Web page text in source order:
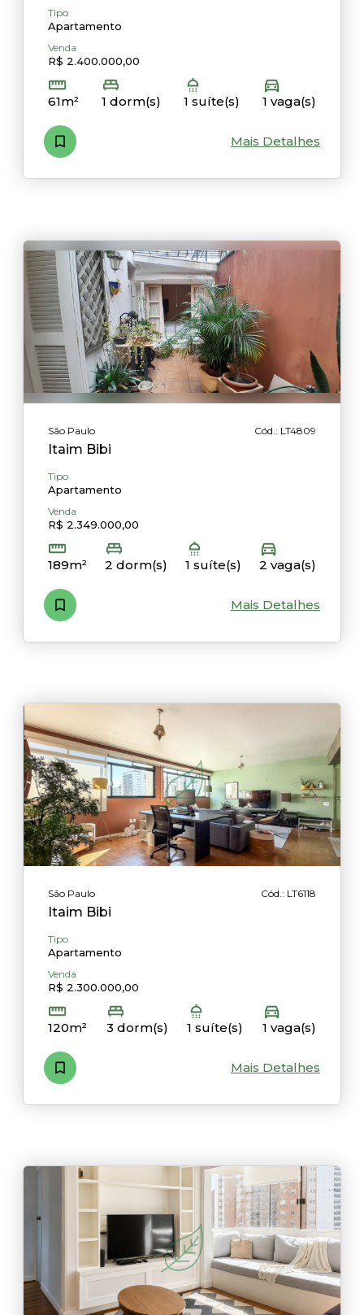
Tipo
Apartamento
Venda
R$ 2.400.000,00
61m² 1 dorm(s) 1 suíte(s) 1 vaga(s)
Mais Detalhes
São Paulo Cód.: LT4809
Itaim Bibi
Tipo
Apartamento
Venda
R$ 2.349.000,00
189m² 2 dorm(s) 1 suíte(s) 2 vaga(s)
Mais Detalhes
São Paulo Cód.: LT6118
Itaim Bibi
Tipo
Apartamento
Venda
R$ 2.300.000,00
120m² 3 dorm(s) 1 suíte(s) 1 vaga(s)
Mais Detalhes